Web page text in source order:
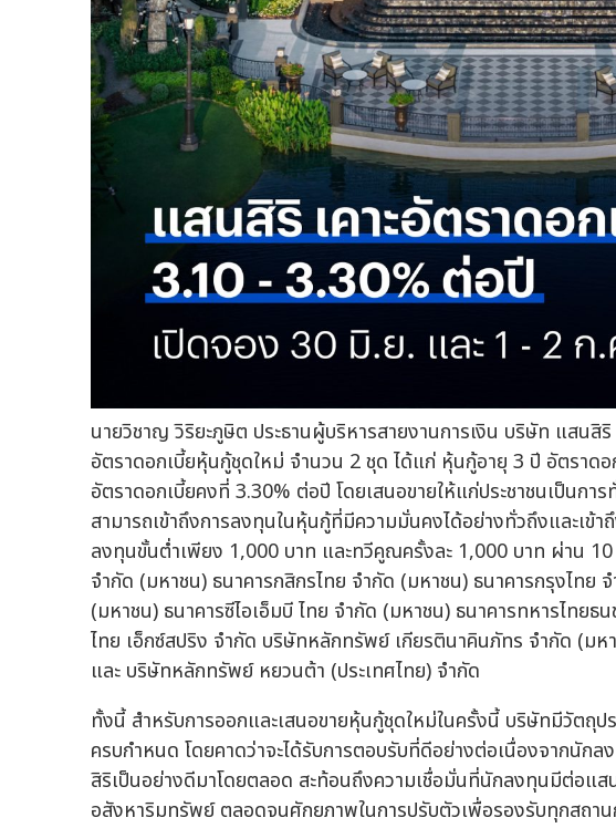
นายวิชาญ วิริยะภูษิต ประธานผู้บริหารสายงานการเงิน บริษัท แสนสิ
อัตราดอกเบี้ยหุ้นกู้ชุดใหม่ จำนวน 2 ชุด ได้แก่ หุ้นกู้อายุ 3 ปี อัตราด
อัตราดอกเบี้ยคงที่ 3.30% ต่อปี โดยเสนอขายให้แก่ประชาชนเป็นกา
สามารถเข้าถึงการลงทุนในหุ้นกู้ที่มีความมั่นคงได้อย่างทั่วถึงและเข้า
ลงทุนขั้นต่ำเพียง 1,000 บาท และทวีคูณครั้งละ 1,000 บาท ผ่าน
จำกัด (มหาชน) ธนาคารกสิกรไทย จำกัด (มหาชน) ธนาคารกรุงไทย
(มหาชน) ธนาคารซีไอเอ็มบี ไทย จำกัด (มหาชน) ธนาคารทหารไทย
ไทย เอ็กซ์สปริง จำกัด บริษัทหลักทรัพย์ เกียรตินาคินภัทร จำกัด (ม
และ บริษัทหลักทรัพย์ หยวนต้า (ประเทศไทย) จำกัด
ทั้งนี้ สำหรับการออกและเสนอขายหุ้นกู้ชุดใหม่ในครั้งนี้ บริษัทมีวัตถุป
ครบกำหนด โดยคาดว่าจะได้รับการตอบรับที่ดีอย่างต่อเนื่องจากนัก
สิริเป็นอย่างดีมาโดยตลอด สะท้อนถึงความเชื่อมั่นที่นักลงทุนมีต่อแ
อสังหาริมทรัพย์ ตลอดจนศักยภาพในการปรับตัวเพื่อรองรับทุกสถา